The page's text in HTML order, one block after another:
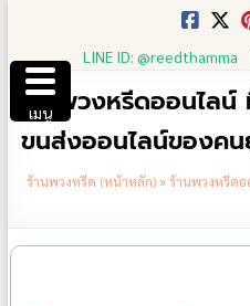
content
LINE ID: @reedthamma
ร้านพวงหรีดออนไลน์
ขนส่งออนไลน์ของคน
ร้านพวงหรีด (หน้าหลัก)»ร้านพวงหรีด
เมนู